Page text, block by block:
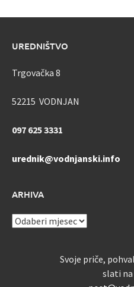
UREDNIŠTVO
Trgovačka 8
52215 VODNJAN
097 625 3331
urednik@vodnjanski.info
ARHIVA
ARHIVA
Svoje priče,
slati